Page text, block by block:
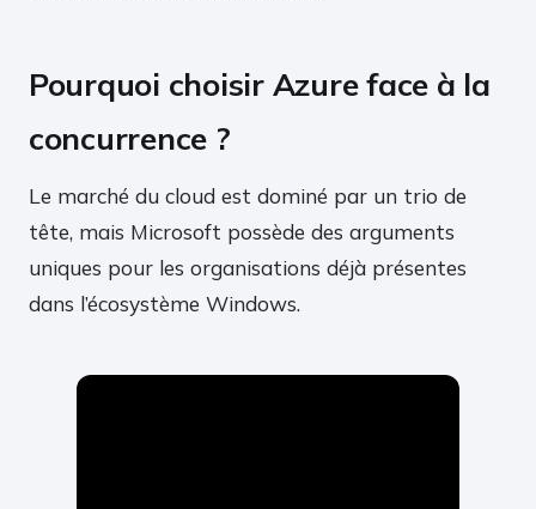
Pourquoi choisir Azure face à la
concurrence ?
Le marché du cloud est dominé par un trio de
tête, mais Microsoft possède des arguments
uniques pour les organisations déjà présentes
dans l’écosystème Windows.